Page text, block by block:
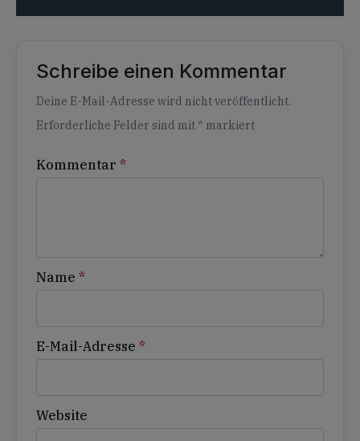
Schreibe einen Kommentar
Deine E-Mail-Adresse wird nicht veröffentlicht.
Erforderliche Felder sind mit * markiert
Kommentar *
Name *
E-Mail-Adresse *
Website
Alternative: